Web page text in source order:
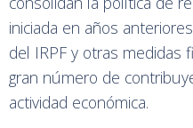
iniciada en años
del IRPF y otras medidas
gran número de
actividad económica.